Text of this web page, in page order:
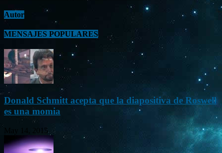
Autor
MENSAJES POPULARES
Donald Schmitt acepta que la diapositiva de Roswell
es una momia
May 14, 2015